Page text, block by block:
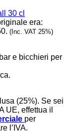
30 cl
era:
(Inc. VAT 25%)
e bicchieri per
(25%). Se sei
UE, effettua il
per
l’IVA.